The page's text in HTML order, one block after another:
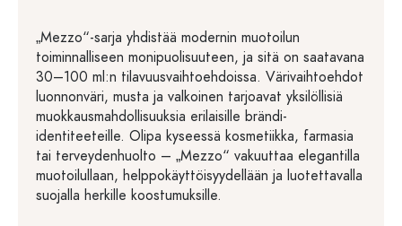
„Mezzo“-sarja yhdistää modernin muotoilun
toiminnalliseen monipuolisuuteen, ja sitä on saatavana
30–100 ml:n tilavuusvaihtoehdoissa. Värivaihtoehdot
luonnonväri, musta ja valkoinen tarjoavat yksilöllisiä
muokkausmahdollisuuksia erilaisille brändi-
identiteeteille. Olipa kyseessä kosmetiikka, farmasia
tai terveydenhuolto – „Mezzo“ vakuuttaa elegantilla
muotoilullaan, helppokäyttöisyydellään ja luotettavalla
suojalla herkille koostumuksille.